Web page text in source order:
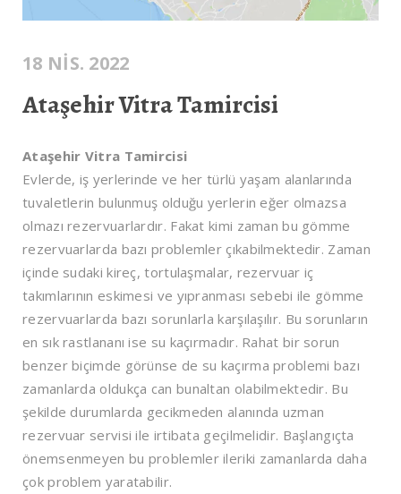
18 NIS. 2022
Ataşehir Vitra Tamircisi
Ataşehir Vitra Tamircisi
Evlerde, iş yerlerinde ve her türlü yaşam alanlarında
tuvaletlerin bulunmuş olduğu yerlerin eğer olmazsa
olmazı rezervuarlardır. Fakat kimi zaman bu gömme
rezervuarlarda bazı problemler çıkabilmektedir. Zaman
içinde sudaki kireç, tortulaşmalar, rezervuar iç
takımlarının eskimesi ve yıpranması sebebi ile gömme
rezervuarlarda bazı sorunlarla karşılaşılır. Bu sorunların
en sık rastlananı ise su kaçırmadır. Rahat bir sorun
benzer biçimde görünse de su kaçırma problemi bazı
zamanlarda oldukça can bunaltan olabilmektedir. Bu
şekilde durumlarda gecikmeden alanında uzman
rezervuar servisi ile irtibata geçilmelidir. Başlangıçta
önemsenmeyen bu problemler ileriki zamanlarda daha
çok problem yaratabilir.